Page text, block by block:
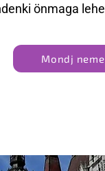
önmaga
Mondj